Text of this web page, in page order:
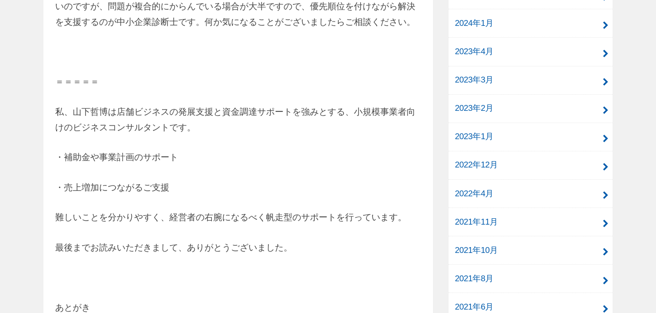
いのですが、問題が複合的にからんでいる場合が大半ですので、優先順位を付けながら解決
を支援するのが中小企業診断士です。何か気になることがございましたらご相談ください。
＝＝＝＝＝
私、山下哲博は店舗ビジネスの発展支援と資金調達サポートを強みとする、小規模事業者向
けのビジネスコンサルタントです。
・補助金や事業計画のサポート
・売上増加につながるご支援
難しいことを分かりやすく、経営者の右腕になるべく帆走型のサポートを行っています。
最後までお読みいただきまして、ありがとうございました。
あとがき
2024年1月
2023年4月
2023年3月
2023年2月
2023年1月
2022年12月
2022年4月
2021年11月
2021年10月
2021年8月
2021年6月